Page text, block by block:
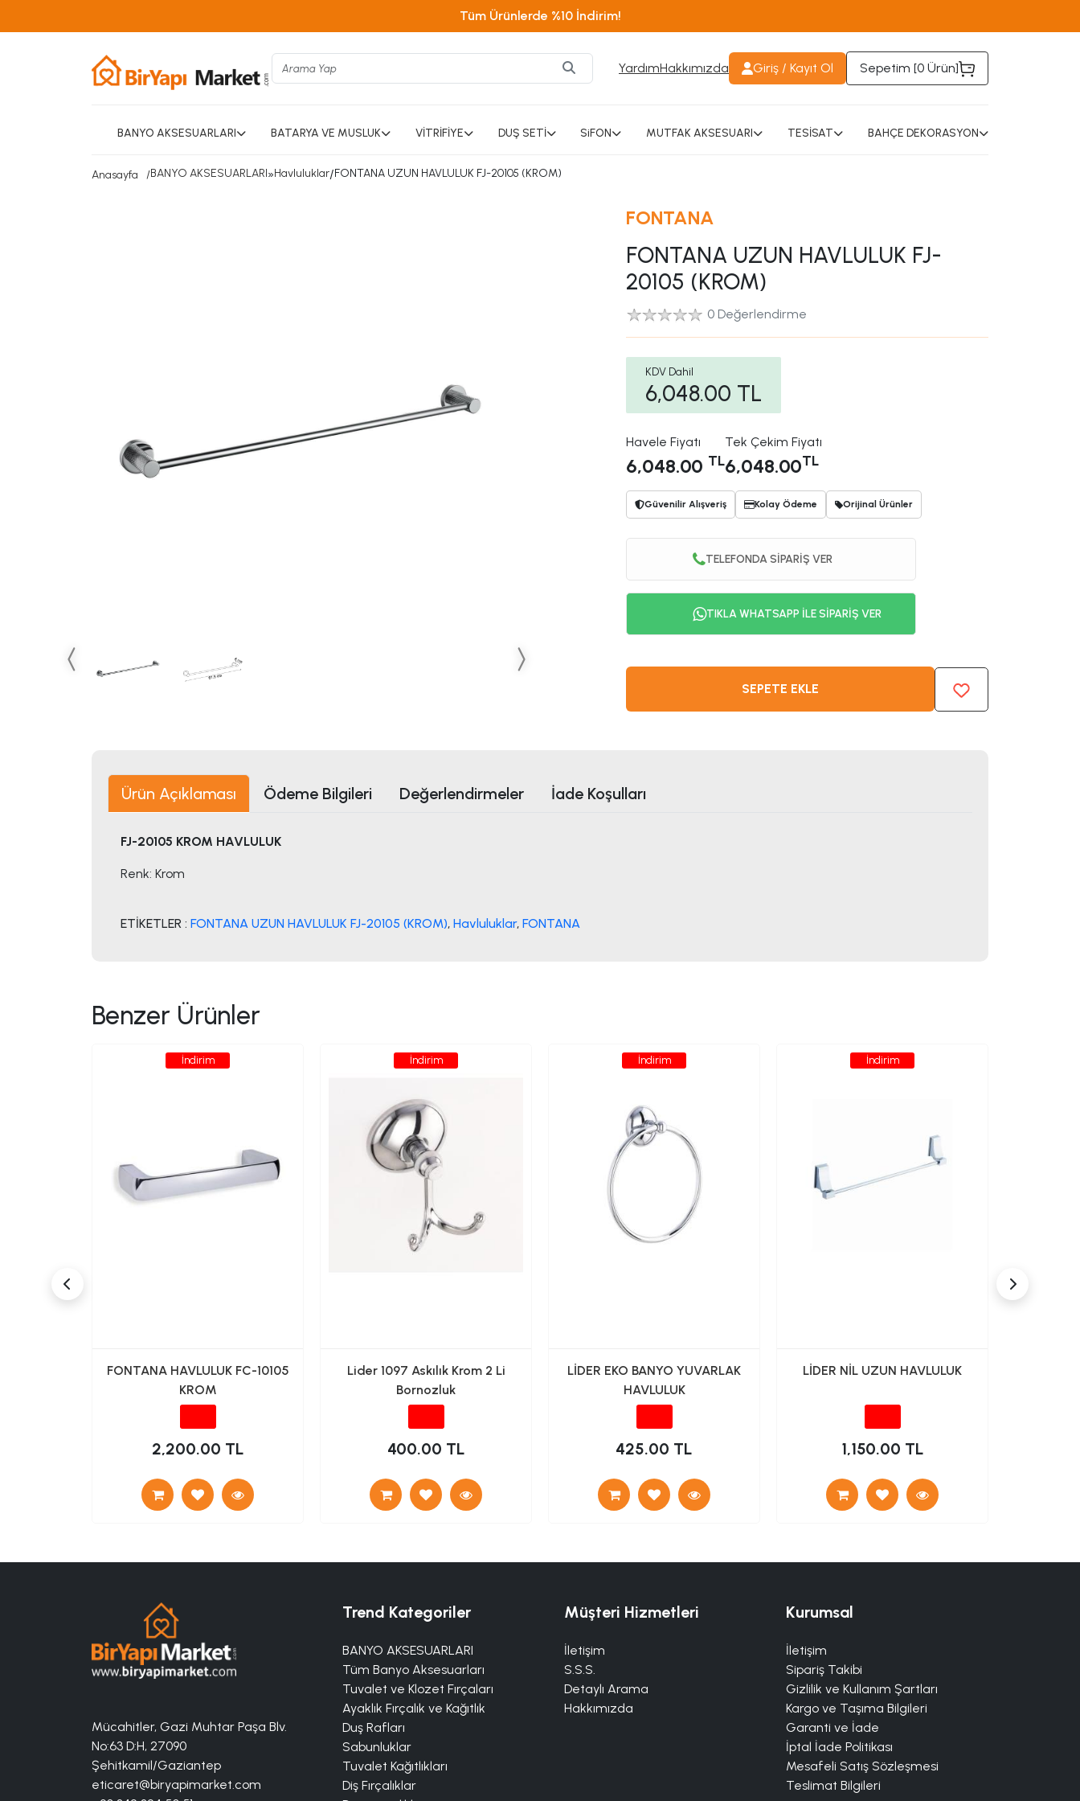
Tüm Ürünlerde %10 İndirim!
YardımHakkımızda Giriş / Kayıt Ol Sepetim [0 Ürün]
BANYO AKSESUARLARI BATARYA VE MUSLUK VİTRİFİYE DUŞ SETİ SiFON MUTFAK AKSESUARI TESİSAT BAHÇE DEKORASYON
Anasayfa BANYO AKSESUARLARI»Havluluklar/FONTANA UZUN HAVLULUK FJ-20105 (KROM)
FONTANA
FONTANA UZUN HAVLULUK FJ-
20105 (KROM)
0 Değerlendirme
KDV Dahil
6,048.00 TL
Havele Fiyatı
6,048.00 TL
Tek Çekim Fiyatı
6,048.00TL
Güvenilir Alışveriş Kolay Ödeme Orijinal Ürünler
TELEFONDA SİPARİŞ VER
TIKLA WHATSAPP İLE SİPARİŞ VER
SEPETE EKLE
Ürün Açıklaması Ödeme Bilgileri Değerlendirmeler İade Koşulları
FJ-20105 KROM HAVLULUK
Renk: Krom
ETİKETLER : FONTANA UZUN HAVLULUK FJ-20105 (KROM), Havluluklar, FONTANA
Benzer Ürünler
İndirim
FONTANA HAVLULUK FC-10105
KROM
2,200.00 TL
İndirim
Lider 1097 Askılık Krom 2 Li
Bornozluk
400.00 TL
İndirim
LİDER EKO BANYO YUVARLAK
HAVLULUK
425.00 TL
İndirim
LİDER NİL UZUN HAVLULUK
1,150.00 TL
Mücahitler, Gazi Muhtar Paşa Blv.
No:63 D:H, 27090
Şehitkamil/Gaziantep
eticaret@biryapimarket.com
Trend Kategoriler
BANYO AKSESUARLARI
Tüm Banyo Aksesuarları
Tuvalet ve Klozet Fırçaları
Ayaklık Fırçalık ve Kağıtlık
Duş Rafları
Sabunluklar
Tuvalet Kağıtlıkları
Diş Fırçalıklar
Kurumsal
İletişim
Sipariş Takibi
Gizlilik ve Kullanım Şartları
Kargo ve Taşıma Bilgileri
Garanti ve İade
İptal İade Politikası
Mesafeli Satış Sözleşmesi
Teslimat Bilgileri
Müşteri Hizmetleri
İletişim
S.S.S.
Detaylı Arama
Hakkımızda